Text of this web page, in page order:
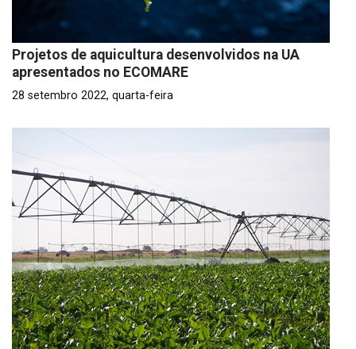
Projetos de aquicultura desenvolvidos na UA
apresentados no ECOMARE
28 setembro 2022, quarta-feira